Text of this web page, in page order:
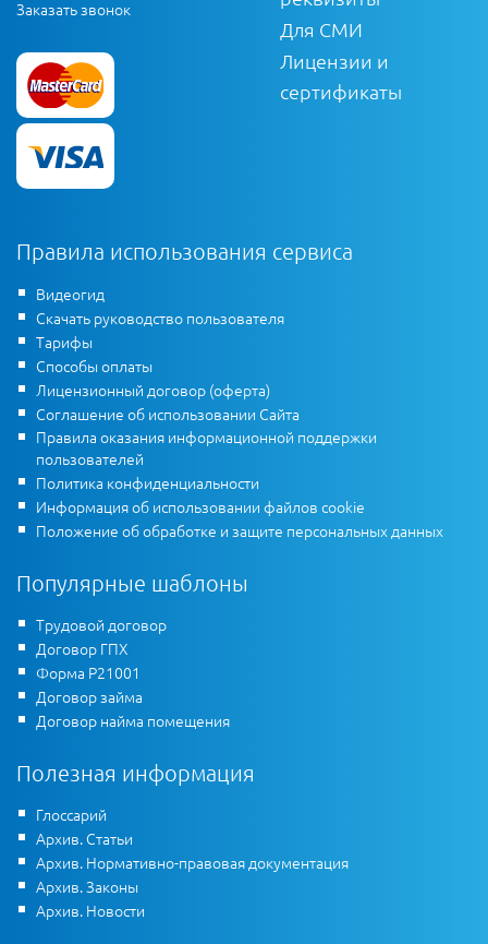
Заказать звонок
Для СМИ
Лицензии и
сертификаты
Правила использования сервиса
Видеогид
Скачать руководство пользователя
Тарифы
Способы оплаты
Лицензионный договор (оферта)
Соглашение об использовании Сайта
Правила оказания информационной поддержки
пользователей
Политика конфиденциальности
Информация об использовании файлов cookie
Положение об обработке и защите персональных данных
Популярные шаблоны
Трудовой договор
Договор ГПХ
Форма Р21001
Договор займа
Договор найма помещения
Полезная информация
Глоссарий
Архив. Статьи
Архив. Нормативно-правовая документация
Архив. Законы
Архив. Новости